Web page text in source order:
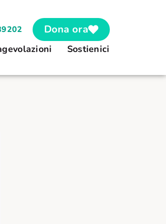
Dona ora
Sostienici